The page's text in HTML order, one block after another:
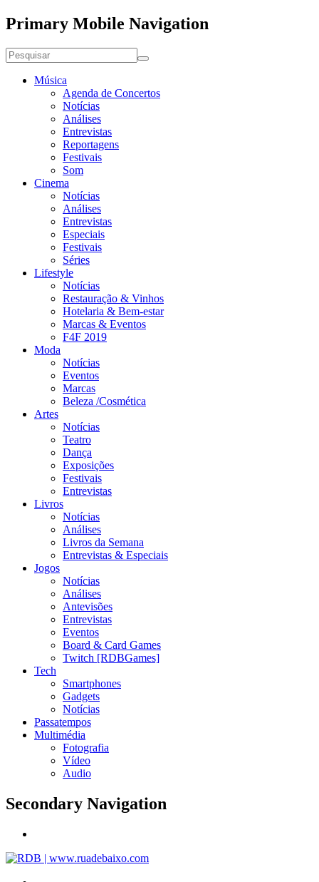
Primary Mobile Navigation
Música
Agenda de Concertos
Notícias
Análises
Entrevistas
Reportagens
Festivais
Som
Cinema
Notícias
Análises
Entrevistas
Especiais
Festivais
Séries
Lifestyle
Notícias
Restauração & Vinhos
Hotelaria & Bem-estar
Marcas & Eventos
F4F 2019
Moda
Notícias
Eventos
Marcas
Beleza /Cosmética
Artes
Notícias
Teatro
Dança
Exposições
Festivais
Entrevistas
Livros
Notícias
Análises
Livros da Semana
Entrevistas & Especiais
Jogos
Notícias
Análises
Antevisões
Entrevistas
Eventos
Board & Card Games
Twitch [RDBGames]
Tech
Smartphones
Gadgets
Notícias
Passatempos
Multimédia
Fotografia
Vídeo
Audio
Secondary Navigation